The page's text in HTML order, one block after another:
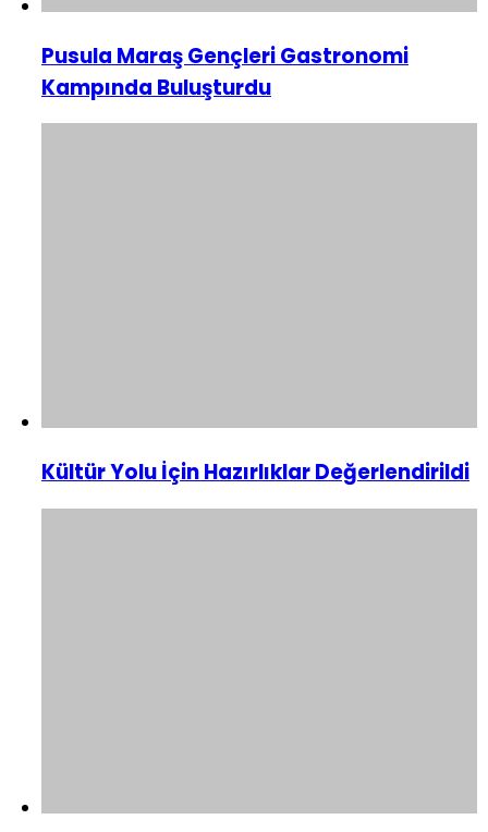
Pusula Maraş Gençleri Gastronomi
Kampında Buluşturdu
Kültür Yolu İçin Hazırlıklar Değerlendirildi